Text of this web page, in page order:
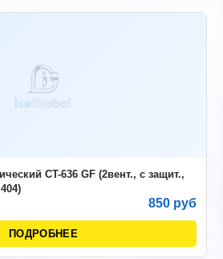
CT-636 GF (2вент., с защит.,
850 руб
ПОДРОБНЕЕ